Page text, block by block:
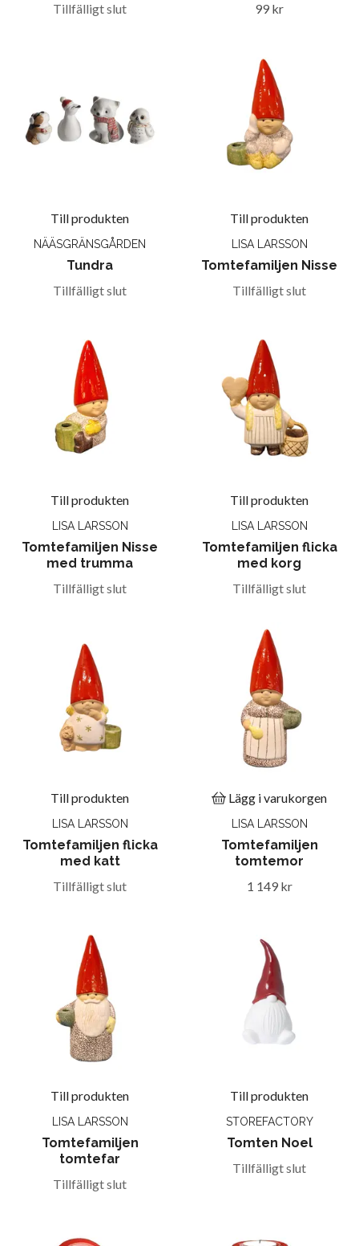
Tillfälligt slut 99 kr
Till produkten
NÄÄSGRÄNSGÅRDEN
Tundra
Tillfälligt slut
Till produkten
LISA LARSSON
Tomtefamiljen Nisse
Tillfälligt slut
Till produkten
LISA LARSSON
Tomtefamiljen Nisse
med trumma
Tillfälligt slut
Till produkten
LISA LARSSON
Tomtefamiljen flicka
med korg
Tillfälligt slut
Till produkten
LISA LARSSON
Tomtefamiljen flicka
med katt
Tillfälligt slut
Lägg i varukorgen
LISA LARSSON
Tomtefamiljen
tomtemor
1 149 kr
Till produkten
LISA LARSSON
Tomtefamiljen
tomtefar
Tillfälligt slut
Till produkten
STOREFACTORY
Tomten Noel
Tillfälligt slut